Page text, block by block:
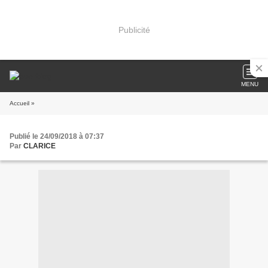
Publicité
MENU
Accueil »
Publié le 24/09/2018 à 07:37
Par CLARICE